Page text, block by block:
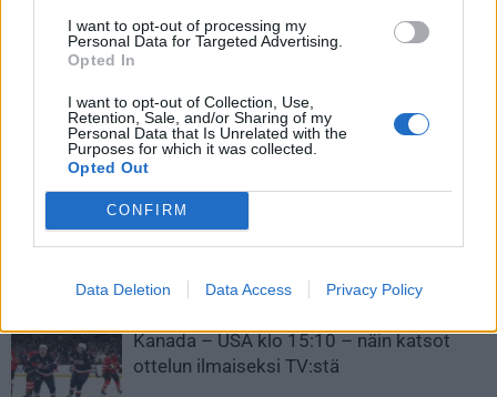
I want to opt-out of processing my
Personal Data for Targeted Advertising.
Opted In
I want to opt-out of Collection, Use,
Retention, Sale, and/or Sharing of my
Personal Data that Is Unrelated with the
Purposes for which it was collected.
Opted Out
CONFIRM
Data Deletion Data Access Privacy Policy
LIITTYVÄT ARTIKKELIT
Leijonat julkisti ketjut Sveitsi-peliin –
Aleksander Barkov tekee paluun
kaukaloon
Venäläisveskari sekosi Suomen 2.
50 jäähyminuuttia
Kanada – USA klo 15:10 – näin katsot
ottelun ilmaiseksi TV:stä